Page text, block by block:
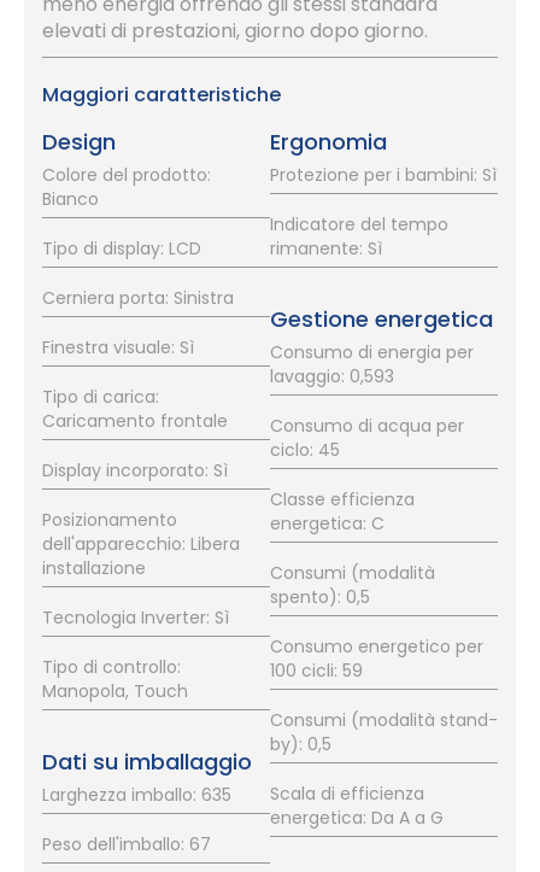
elevati di prestazioni, giorno dopo giorno.
Maggiori caratteristiche
Design
Colore del prodotto:
Bianco
Tipo di display: LCD
Cerniera porta: Sinistra
Finestra visuale: Sì
Tipo di carica:
Caricamento frontale
Display incorporato: Sì
Posizionamento
dell'apparecchio: Libera
installazione
Tecnologia Inverter: Sì
Tipo di controllo:
Manopola, Touch
Dati su imballaggio
Larghezza imballo: 635
Peso dell'imballo: 67
Ergonomia
Protezione per i bambini: Sì
Indicatore del tempo
rimanente: Sì
Gestione energetica
Consumo di energia per
lavaggio: 0,593
Consumo di acqua per
ciclo: 45
Classe efficienza
energetica: C
Consumi (modalità
spento): 0,5
Consumo energetico per
100 cicli: 59
Consumi (modalità stand-
by): 0,5
Scala di efficienza
energetica: Da A a G